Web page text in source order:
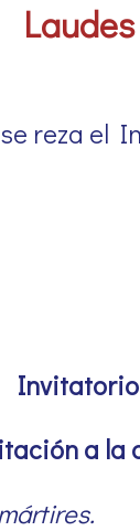
Laudes
reza el
Invitatorio
a la